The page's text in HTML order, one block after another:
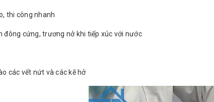
thi công nhanh
đông cứng, trương nở khi tiếp xúc với nước
các vết nứt và các kẽ hở